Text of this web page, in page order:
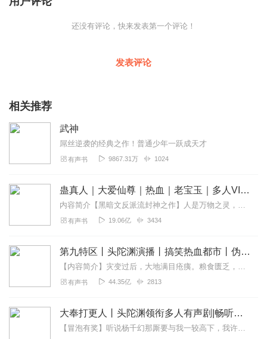
还没有评论，快来发表第一个评论！
发表评论
相关推荐
武神
屌丝逆袭的经典之作！普通少年一跃成天才
有声书 9867.31万 1024
蛊真人｜大爱仙尊｜热血｜老宝玉｜多人VIP免费有声剧
内容简介【黑暗文反派流封神之作】人是万物之灵，蛊是天地真精。一个穿越者不断重生的故事。一个养蛊、炼蛊、用蛊的奇特世界。配音组（男角色）老宝玉旁白...
有声书 19.06亿 3434
第九特区丨头陀渊演播丨搞笑热血都市丨伪戒丨VIP免费多人有声剧
【内容简介】灾变过后，大地满目疮痍。粮食匮乏，资源紧俏，局势混乱……一位从待规划区杀出来的青年，背对着漫天黄沙，孤身来到九区谋生，却不曾想偶然结识三五好友，一念...
有声书 44.35亿 2813
大奉打更人丨头陀渊领衔多人有声剧|畅听全集|王鹤棣、田曦薇主演影视剧原著|卖报小郎君
【冒泡有奖】听说杨千幻那厮要与我一较高下，我许七安要开始装叉了！快进入声音播放页戳下方输入框，冒个泡偷偷告诉我，我要用哪些诗词才能胜过他？说得好的，有赏！202...